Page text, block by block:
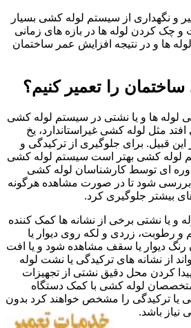
و نگهداری از سیستم لوله کشی بسیار
چک کردن لوله ها در بازه های زمانی
ها و در نتیجه افزایش عمر ساختمان
را تعمیر کنیم؟
لوله ها و یا نشتی در سیستم لوله کشی
مثل لوله کشی غیراستاندارد، یخ
قبیل. برای جلوگیری از ترکیدگی و
لوله کشی بهتر است سیستم لوله کشی
ای توسط کارشناسان لوله کشی
بررسی شود تا در صورت مشاهده هرگونه
بیشتر جلوگیری کرد.
و یا نشتی برخی از نشانه ها کمک کننده
و رطوبت، زردی و لکه روی دیوار یا
دیوار یا سقف مشاهده شود و یا افت
از نشانه های ترکیدگی یا نشت لوله
کردن محل دقیق نشتی از تجهیزات
لوله کشی با کمک دستگاه
یا ترکیدگی را مشخص خواهند کرد بدون
نیاز باشد.